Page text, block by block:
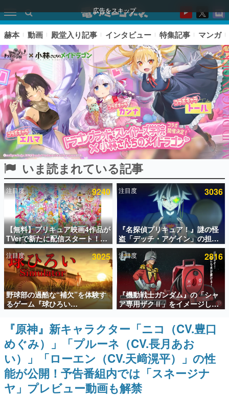
広告をスキップ
ピックアップ
電ファミのいま読まれている記事ランキング
アプリセール情報
インタビュー
連載・特集一覧
殿堂入り記事
SNS拡散数が数千以上！ ページビュー数万以上！ などな
ど。多くの人々に読まれた、電ファミ渾身の“殿堂入り”記
事をまとめました。
ゲームの企画書
名作ゲームクリエイターの方々に製作時のエピソードをお
聞きし、ヒットする企画（ゲーム）とは何か？を探ってい
きます。
赫本
この物語を解いてはいけない。『赫本』は、〈試験問題〉
の形をした短編ホラー小説集です。
赫本 動画 殿堂入り記事 インタビュー 特集記事 マンガ
いま読まれている記事
注目度 9240
【無料】プリキュア映画4作品が
TVerで新たに配信スタート！な
んと2018年～2024年の映画ほぼ
すべてが見放題に、ぶっちゃけ
ありえないラインナップ
注目度 3036
『名探偵プリキュア！』謎の怪
盗「デッチ・アゲイン」の担当
キャストは天﨑滉平さんと判
明。『Re:ゼロから始める異世
界生活』オットー役、『ヒプノ
シスマイク』山田三郎役など
注目度 3025
野球部の過酷な“補欠”を体験す
るゲーム『球ひろい
Simulator』が「1件」のウィッ
シュリストをもとにチェコ語に
対応しSNSで話題に。『キング
ダム・カム』開発元やチェコの
プロ野球選手から称賛の声
注目度 2816
『機動戦士ガンダム』の「シャ
ア専用ザクⅡ」をイメージした
散水ホースリールが予約開始。
本体にはシャアのパーソナルマ
ークやジオン公国軍のエンブレ
ム、型式番号などを配置
『原神』新キャラクター「ニコ（CV.豊口
めぐみ）」「プルーネ（CV.長月あお
い）」「ローエン（CV.天﨑滉平）」の性
能が公開！予告番組内では「スネージナ
ヤ」プレビュー動画も解禁